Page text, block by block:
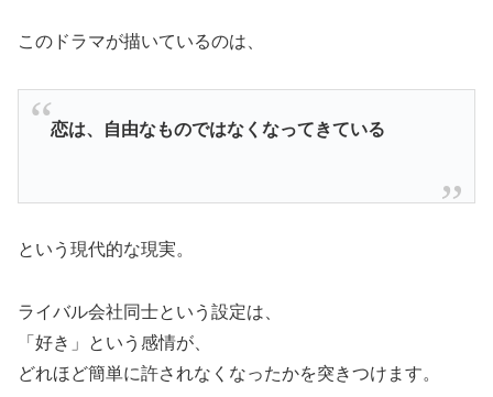
このドラマが描いているのは、
恋は、自由なものではなくなってきている
という現代的な現実。
ライバル会社同士という設定は、
「好き」という感情が、
どれほど簡単に許されなくなったかを突きつけます。